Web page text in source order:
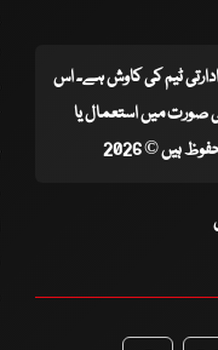
ادارتی ٹیم کی کاوش ہے۔ اس
صورت میں استعمال یا
ہیں © 2026